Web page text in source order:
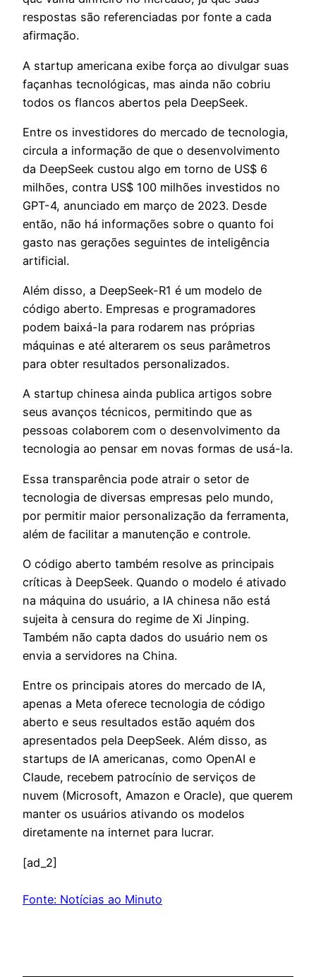
respostas são referenciadas por fonte a cada
afirmação.
A startup americana exibe força ao divulgar suas
façanhas tecnológicas, mas ainda não cobriu
todos os flancos abertos pela DeepSeek.
Entre os investidores do mercado de tecnologia,
circula a informação de que o desenvolvimento
da DeepSeek custou algo em torno de US$ 6
milhões, contra US$ 100 milhões investidos no
GPT-4, anunciado em março de 2023. Desde
então, não há informações sobre o quanto foi
gasto nas gerações seguintes de inteligência
artificial.
Além disso, a DeepSeek-R1 é um modelo de
código aberto. Empresas e programadores
podem baixá-la para rodarem nas próprias
máquinas e até alterarem os seus parâmetros
para obter resultados personalizados.
A startup chinesa ainda publica artigos sobre
seus avanços técnicos, permitindo que as
pessoas colaborem com o desenvolvimento da
tecnologia ao pensar em novas formas de usá-la.
Essa transparência pode atrair o setor de
tecnologia de diversas empresas pelo mundo,
por permitir maior personalização da ferramenta,
além de facilitar a manutenção e controle.
O código aberto também resolve as principais
críticas à DeepSeek. Quando o modelo é ativado
na máquina do usuário, a IA chinesa não está
sujeita à censura do regime de Xi Jinping.
Também não capta dados do usuário nem os
envia a servidores na China.
Entre os principais atores do mercado de IA,
apenas a Meta oferece tecnologia de código
aberto e seus resultados estão aquém dos
apresentados pela DeepSeek. Além disso, as
startups de IA americanas, como OpenAI e
Claude, recebem patrocínio de serviços de
nuvem (Microsoft, Amazon e Oracle), que querem
manter os usuários ativando os modelos
diretamente na internet para lucrar.
[ad_2]
Fonte: Notícias ao Minuto